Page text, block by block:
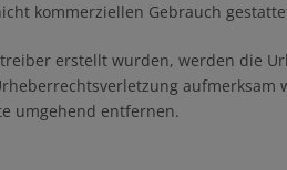
kommerziellen Gebrauch
erstellt wurden, werden die
umgehend entfernen.